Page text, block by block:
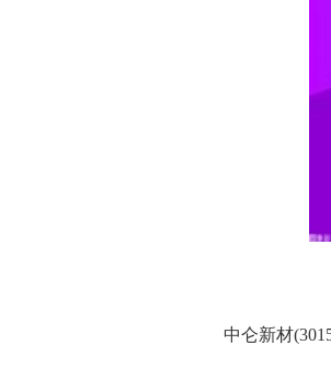
中仑新材